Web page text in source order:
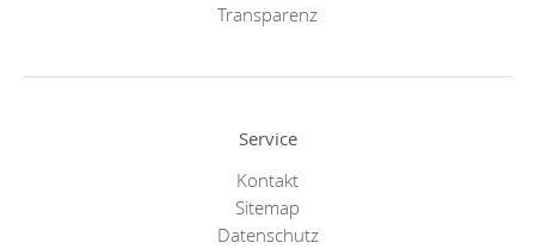
Transparenz
Service
Kontakt
Sitemap
Datenschutz